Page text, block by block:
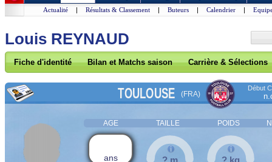
Actualité | Résultats & Classement | Buteurs | Calendrier |
Louis REYNAUD
Fiche d'identité Bilan et Matchs saison Carrière & Sélections
TOULOUSE (FRA)
Début
AGE TAILLE POIDS
ans ? m ? kg